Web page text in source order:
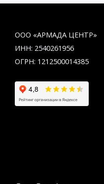
ООО «АРМАДА ЦЕНТР»
ИНН: 2540261956
ОГРН: 1212500014385